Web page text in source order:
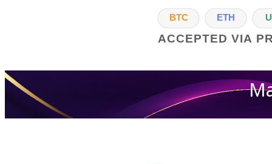
BTC ETH
ACCEPTED VIA